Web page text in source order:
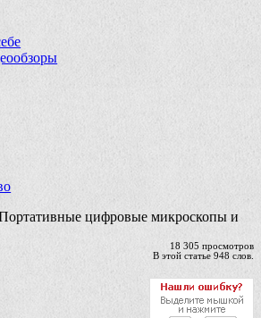
цифровые микроскопы и
18 305 просмотров
В этой статье 948 слов.